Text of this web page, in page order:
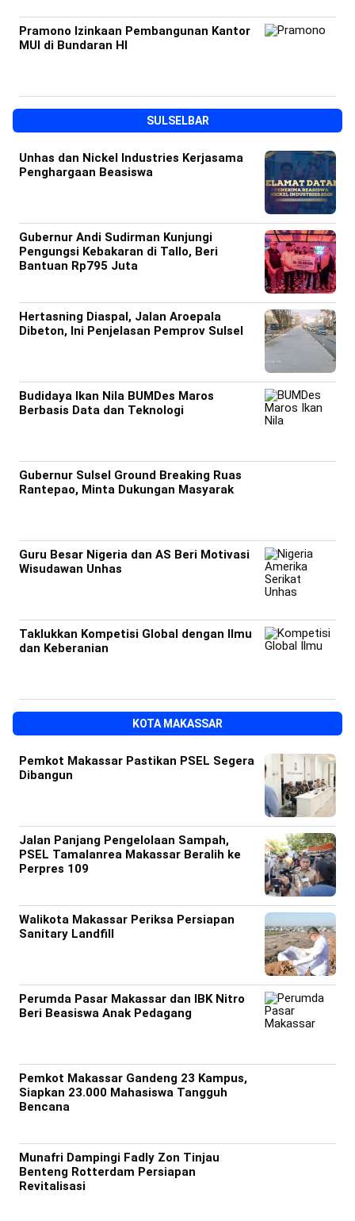
Pramono Izinkaan Pembangunan Kantor
MUI di Bundaran HI
SULSELBAR
Unhas dan Nickel Industries Kerjasama
Penghargaan Beasiswa
Gubernur Andi Sudirman Kunjungi
Pengungsi Kebakaran di Tallo, Beri
Bantuan Rp795 Juta
Hertasning Diaspal, Jalan Aroepala
Dibeton, Ini Penjelasan Pemprov Sulsel
Budidaya Ikan Nila BUMDes Maros
Berbasis Data dan Teknologi
Gubernur Sulsel Ground Breaking Ruas
Rantepao, Minta Dukungan Masyarak
Guru Besar Nigeria dan AS Beri Motivasi
Wisudawan Unhas
Taklukkan Kompetisi Global dengan Ilmu
dan Keberanian
KOTA MAKASSAR
Pemkot Makassar Pastikan PSEL Segera
Dibangun
Jalan Panjang Pengelolaan Sampah,
PSEL Tamalanrea Makassar Beralih ke
Perpres 109
Walikota Makassar Periksa Persiapan
Sanitary Landfill
Perumda Pasar Makassar dan IBK Nitro
Beri Beasiswa Anak Pedagang
Pemkot Makassar Gandeng 23 Kampus,
Siapkan 23.000 Mahasiswa Tangguh
Bencana
Munafri Dampingi Fadly Zon Tinjau
Benteng Rotterdam Persiapan
Revitalisasi